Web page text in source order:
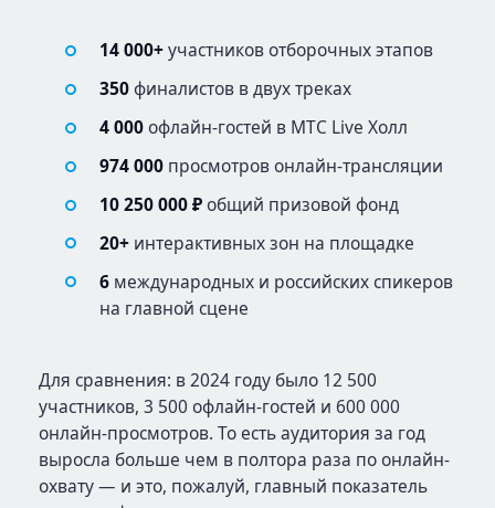
14 000+участников отборочных этапов
350финалистов в двух треках
4 000офлайн-гостей в МТС Live Холл
974 000 просмотров онлайн-трансляции
10 250 000 ₽общий призовой фонд
20+ интерактивных зон на площадке
6 международных и российских спикеров
на главной сцене
Для сравнения: в 2024 году было 12 500
участников, 3 500 офлайн-гостей и 600 000
онлайн-просмотров. То есть аудитория за год
выросла больше чем в полтора раза по онлайн-
охвату — и это, пожалуй, главный показатель